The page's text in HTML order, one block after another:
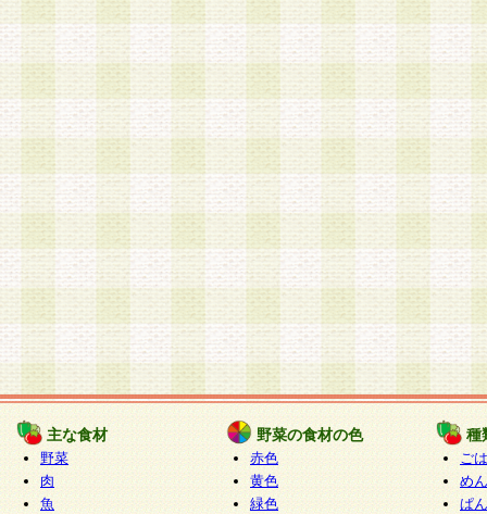
主な食材
野菜
肉
魚
野菜の食材の色
赤色
黄色
緑色
種
ご
めん
ぱん